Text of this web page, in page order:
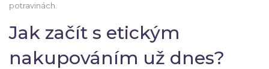
potravinách.
Jak začít s etickým
nakupováním už dnes?